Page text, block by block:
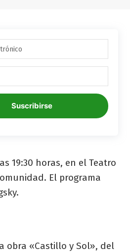
Suscribirse
19:30 horas, en el Teatro
El programa
obra «Castillo y Sol», del